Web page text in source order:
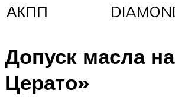
АКПП
Допуск масла
Церато»